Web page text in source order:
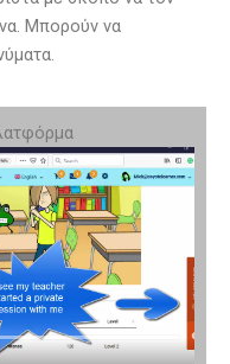
Μπορούν να